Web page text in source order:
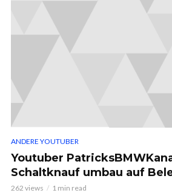
ANDERE YOUTUBER
Youtuber
Schaltknauf umbau auf
262 views 1 min read